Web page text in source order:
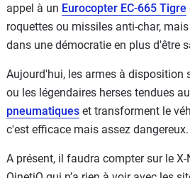
appel à un Eurocopter EC-665 Tigre
roquettes ou missiles anti-char,
dans une démocratie en plus d'être
Aujourd'hui, les armes à disposition
ou les légendaires herses tendues
pneumatiques et transforment le
c'est efficace mais assez dangereux.
A présent, il faudra compter sur le X-